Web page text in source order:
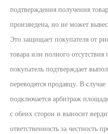
подтверждения получения
произведена, но не может
Это защищает покупателя от
товара или полного
покупатель подтверждает
переводятся продавцу. В
подключается арбитраж
с обеих сторон и выносит
ответственность за честность